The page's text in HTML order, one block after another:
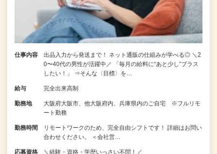
仕事内容
出品入力から発送まで！ ネット通販の仕組みが学べる◎ ＼2
0〜40代の男性が活躍中／ 「毎月の給料に“あと少し”プラス
したい！」 ⇒そんな〈目標〉を…
給与 完全出来高制
勤務地
大阪府大阪市、他大阪府内、兵庫県内のご自宅 ※フルリモ
ート勤務
勤務時間
リモートワークのため、完全自由シフトです！ 詳細はお問い
合わせください。 ＜会社営…
応募資格 ＼経験・資格・学歴いっさい不問！／